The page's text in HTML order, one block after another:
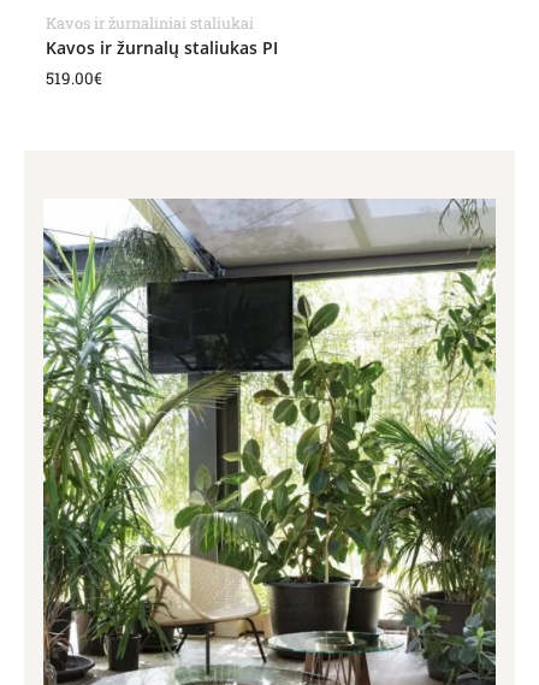
Kavos ir žurnaliniai staliukai
Kavos ir žurnalų staliukas PI
519.00€
1,325.00€
through
1,681.00€